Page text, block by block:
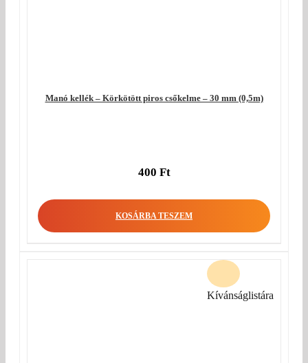
Manó kellék – Körkötött piros csőkelme – 30 mm (0,5m)
400 Ft
KOSÁRBA TESZEM
Kívánságlistára